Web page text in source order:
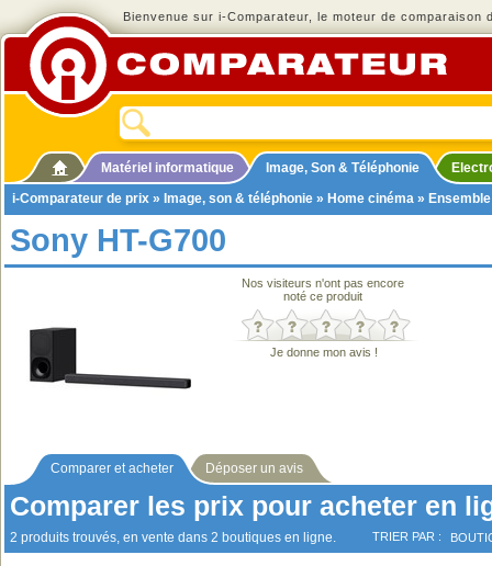
Bienvenue sur i-Comparateur, le moteur de comparaison
Matériel informatique Image, Son & Téléphonie
i-Comparateur de prix » Image, son & téléphonie » Home cinéma »
Sony HT-G700
Nos visiteurs n'ont pas encore
noté ce produit
Je donne mon avis !
Comparer et acheter Déposer un avis
Comparer les prix pour acheter en
2 produits trouvés, en vente dans 2 boutiques en ligne. TRIER PAR :